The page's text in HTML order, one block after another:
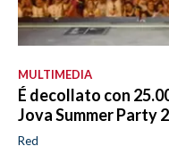
MULTIMEDIA
É decollato con
Jova Summer Party
Red